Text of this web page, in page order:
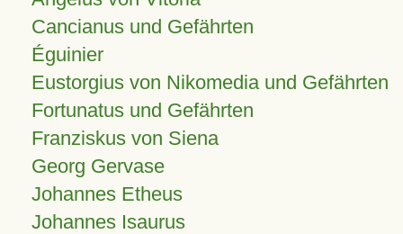
Cancianus und Gefährten
Éguinier
Eustorgius von Nikomedia und Gefährten
Fortunatus und Gefährten
Franziskus von Siena
Georg Gervase
Johannes Etheus
Johannes Isaurus